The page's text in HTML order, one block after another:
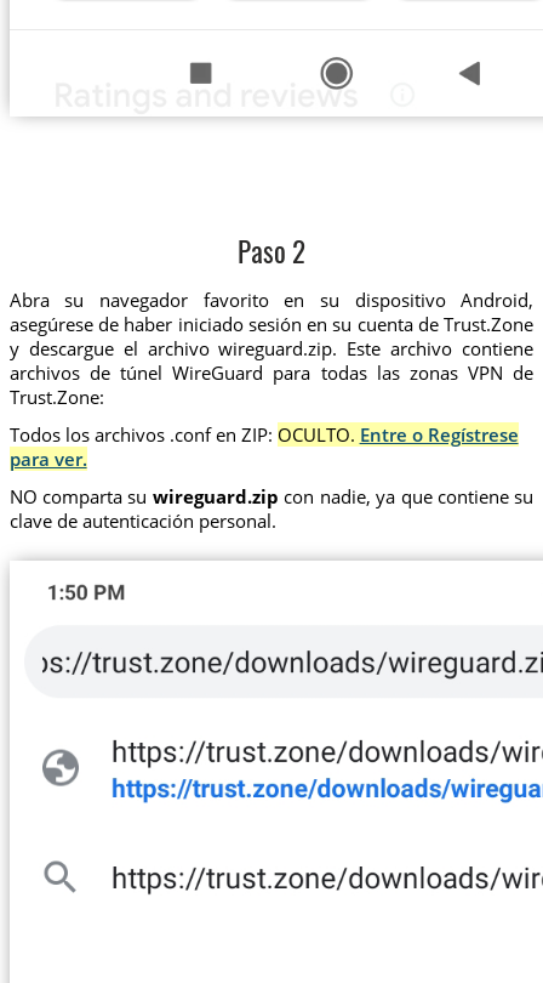
Paso 2
Abra su navegador favorito en su dispositivo Android,
asegúrese de haber iniciado sesión en su cuenta de Trust.Zone
y descargue el archivo wireguard.zip. Este archivo contiene
archivos de túnel WireGuard para todas las zonas VPN de
Trust.Zone:
Todos los archivos .conf en ZIP: OCULTO. Entre o Regístrese
para ver.
NO comparta su wireguard.zip con nadie, ya que contiene su
clave de autenticación personal.